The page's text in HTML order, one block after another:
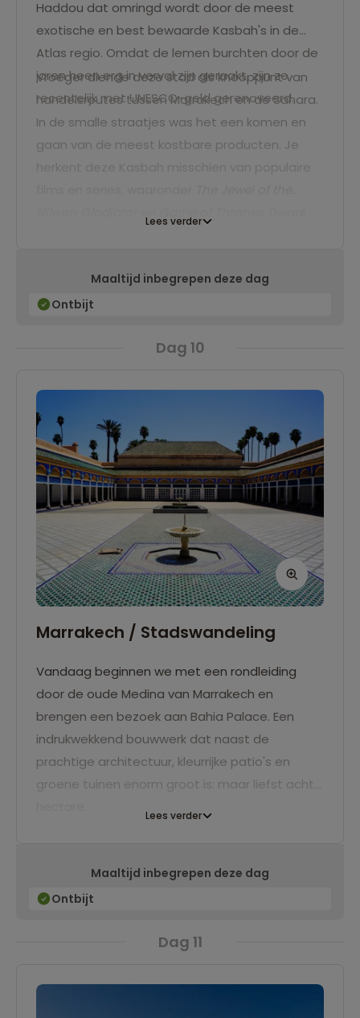
Haddou dat omringd wordt door de meest
exotische en best bewaarde Kasbah's in de
Atlas regio. Omdat de lemen burchten door de
jaren heen erg in verval zijn geraakt, zijn ze
recentelijk met UNESCO-geld gerenoveerd.
Vroeger diende deze stad als knooppunt van
handelsroutes tussen Marrakech en de Sahara.
In de smalle straatjes was het een komen en
gaan van de meest kostbare producten. Je
Lees verder
Maaltijd inbegrepen deze dag
Ontbijt
Dag 10
Marrakech / Stadswandeling
Vandaag beginnen we met een rondleiding
door de oude Medina van Marrakech en
brengen een bezoek aan Bahia Palace. Een
indrukwekkend bouwwerk dat naast de
prachtige architectuur, kleurrijke patio's en
groene tuinen enorm groot is: maar liefst acht
Lees verder
Maaltijd inbegrepen deze dag
Ontbijt
Dag 11